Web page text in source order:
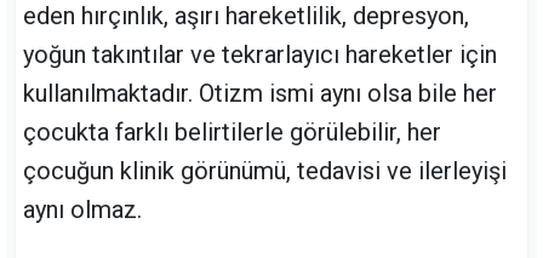
eden hırçınlık, aşırı hareketlilik, depresyon,
yoğun takıntılar ve tekrarlayıcı hareketler için
kullanılmaktadır. Otizm ismi aynı olsa bile her
çocukta farklı belirtilerle görülebilir, her
çocuğun klinik görünümü, tedavisi ve ilerleyişi
aynı olmaz.